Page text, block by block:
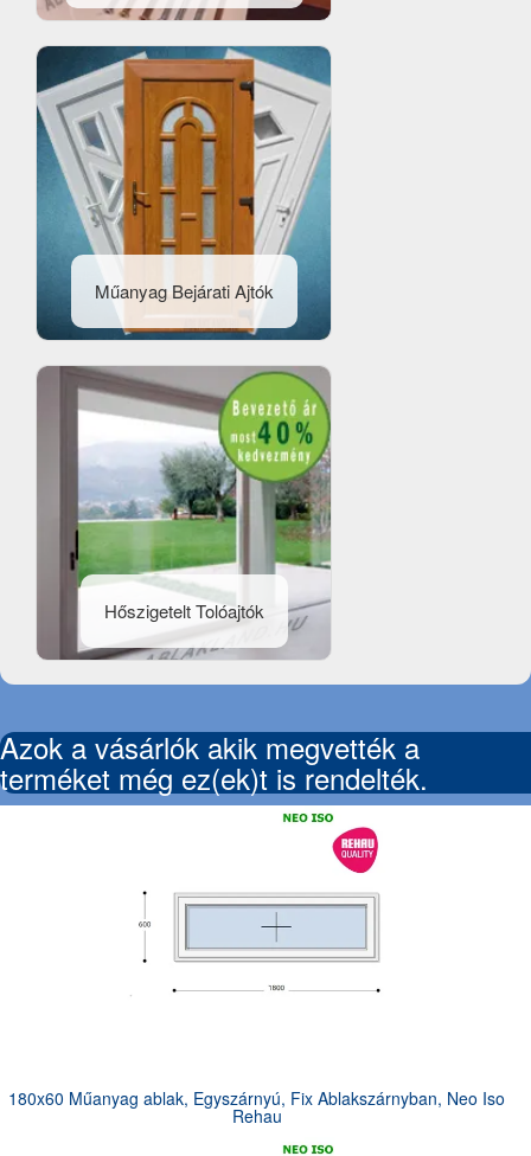
Műanyag Bejárati Ajtók
Hőszigetelt Tolóajtók
Azok a vásárlók akik megvették a
terméket még ez(ek)t is rendelték.
180x60 Műanyag ablak, Egyszárnyú, Fix Ablakszárnyban, Neo Iso
Rehau